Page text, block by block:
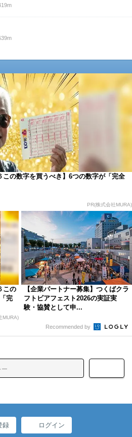
この数字を買うべき】6つの数字が「完全
PR(株式会社MURA)
この
完
MURA)
【企業パートナー募集】つくばクラ
フトビアフェスト2026の実証実
験・協賛として申...
Recommended by
録 ログイン